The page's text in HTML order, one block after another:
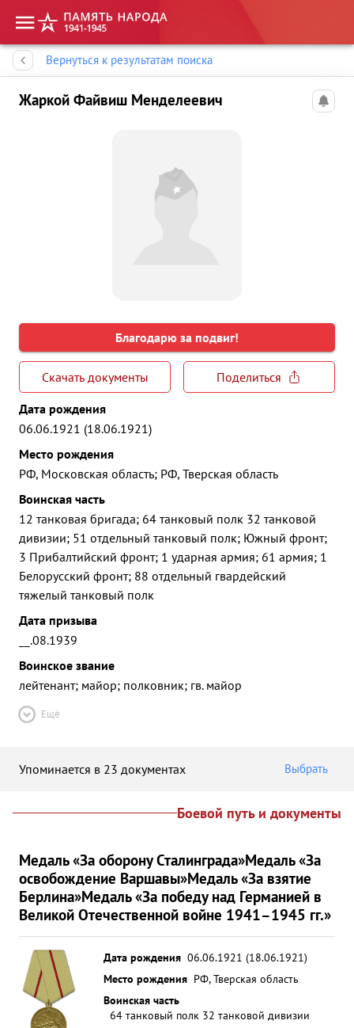
Вернуться к результатам поиска
Жаркой Файвиш Менделеевич
Благодарю за подвиг!
Скачать документы
Поделиться
Дата рождения
06.06.1921 (18.06.1921)
Место рождения
РФ, Московская область; РФ, Тверская область
Воинская часть
12 танковая бригада; 64 танковый полк 32 танковой
дивизии; 51 отдельный танковый полк; Южный фронт;
3 Прибалтийский фронт; 1 ударная армия; 61 армия; 1
Белорусский фронт; 88 отдельный гвардейский
тяжелый танковый полк
Дата призыва
__.08.1939
Воинское звание
лейтенант; майор; полковник; гв. майор
Ещё
Упоминается в 23 документах Выбрать
Боевой путь и документы
Медаль «За оборону Сталинграда»Медаль «За
освобождение Варшавы»Медаль «За взятие
Берлина»Медаль «За победу над Германией в
Великой Отечественной войне 1941–1945 гг.»
Дата рождения 06.06.1921 (18.06.1921)
Место рождения РФ, Тверская область
Воинская часть
64 танковый полк 32 танковой дивизии
Память народа